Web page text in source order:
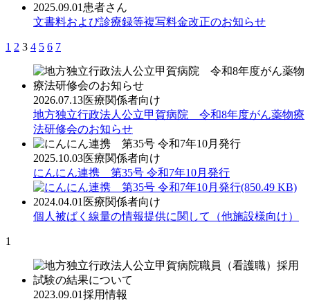
2025.09.01 患者さん
文書料および診療録等複写料金改正のお知らせ
1 2 3 4 5 6 7
2026.07.13医療関係者向け
地方独立行政法人公立甲賀病院 令和8年度がん薬物療
法研修会のお知らせ
2025.10.03医療関係者向け
にんにん連携 第35号 令和7年10月発行
(850.49 KB)
2024.04.01 医療関係者向け
個人被ばく線量の情報提供に関して（他施設様向け）
1
2023.09.01採用情報